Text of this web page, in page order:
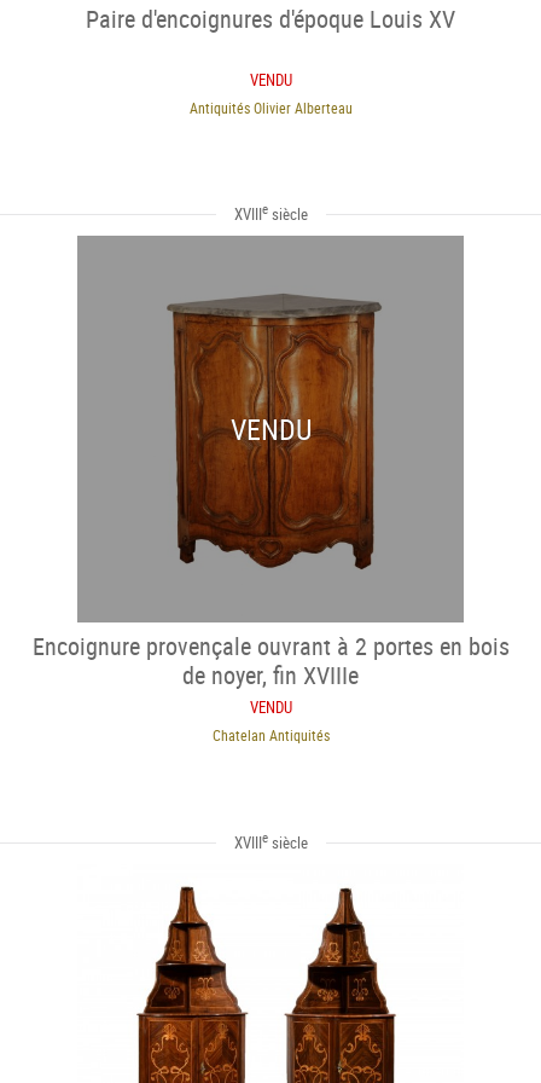
Paire d'encoignures d'époque Louis XV
VENDU
Antiquités Olivier Alberteau
XVIIIesiècle
VENDU
Encoignure provençale ouvrant à 2 portes en bois
de noyer, fin XVIIIe
VENDU
Chatelan Antiquités
XVIIIesiècle